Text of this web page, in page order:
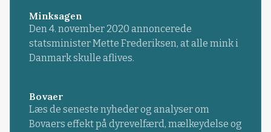
Minksagen
Den 4. november 2020 annoncerede
statsminister Mette Frederiksen, at alle mink i
Danmark skulle aflives.
Bovaer
Læs de seneste nyheder og analyser om
Bovaers effekt på dyrevelfærd, mælkeydelse og